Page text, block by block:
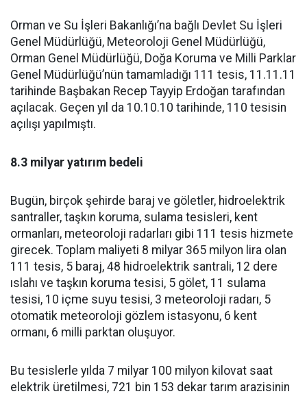
Orman ve Su İşleri Bakanlığı’na bağlı Devlet Su İşleri
Genel Müdürlüğü, Meteoroloji Genel Müdürlüğü,
Orman Genel Müdürlüğü, Doğa Koruma ve Milli Parklar
Genel Müdürlüğü’nün tamamladığı 111 tesis, 11.11.11
tarihinde Başbakan Recep Tayyip Erdoğan tarafından
açılacak. Geçen yıl da 10.10.10 tarihinde, 110 tesisin
açılışı yapılmıştı.
8.3 milyar yatırım bedeli
Bugün, birçok şehirde baraj ve göletler, hidroelektrik
santraller, taşkın koruma, sulama tesisleri, kent
ormanları, meteoroloji radarları gibi 111 tesis hizmete
girecek. Toplam maliyeti 8 milyar 365 milyon lira olan
111 tesis, 5 baraj, 48 hidroelektrik santrali, 12 dere
ıslahı ve taşkın koruma tesisi, 5 gölet, 11 sulama
tesisi, 10 içme suyu tesisi, 3 meteoroloji radarı, 5
otomatik meteoroloji gözlem istasyonu, 6 kent
ormanı, 6 milli parktan oluşuyor.
Bu tesislerle yılda 7 milyar 100 milyon kilovat saat
elektrik üretilmesi, 721 bin 153 dekar tarım arazisinin